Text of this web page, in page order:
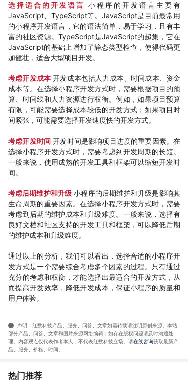
选择适合的开发语言 小程序的开发语言主要有
JavaScript、TypeScript等。JavaScript是目前最常用
的小程序开发语言，它的语法简单，易于学习，且有丰
富的社区资源。TypeScript是JavaScript的超集，它在
JavaScript的基础上增加了静态类型检查，使得代码更
加健壮，适合大型项目开发。
考虑开发成本 开发成本包括人力成本、时间成本、资金
成本等。在选择小程序开发方式时，需要根据项目的预
算、时间线和人力资源进行权衡。例如，如果项目预算
有限，可能需要选择成本较低的开发方式；如果项目时
间紧张，可能需要选择开发速度快的开发方式。
考虑开发时间 开发时间是影响项目进度的重要因素。在
选择小程序开发方式时，需要考虑到开发周期的长短。
一般来说，使用成熟的开发工具和框架可以缩短开发时
间。
考虑后期维护和升级 小程序的后期维护和升级是影响其
生命周期的重要因素。在选择小程序开发方式时，需要
考虑到后期的维护成本和升级难度。一般来说，选择有
良好文档和社区支持的开发工具和框架，可以降低后期
的维护成本和升级难度。
通过以上的分析，我们可以看出，选择合适的小程序开
发方式是一个需要综合考虑多个因素的过程。只有通过
充分的考虑和权衡，才能选择出最适合的开发方式，从
而提高开发效率，降低开发成本，保证小程序的质量和
用户体验。
声明：红数科技产品、服务、问答、文章如需转载请注明原创来源。本站
部分产品、问答 、文章和图片来源网络编辑，如存在版权问题请及时沟通处
理。内容观点仅代表作者本人，不代表红数科技立场。请在线咨询获取最新产
品、服务、价格、时间
热门推荐